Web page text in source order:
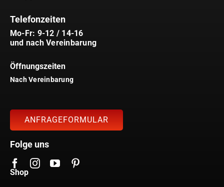
Telefonzeiten
Mo-Fr: 9-12 / 14-16
und nach Vereinbarung
Öffnungszeiten
Nach Vereinbarung
ANFRAGEFORMULAR
Folge uns
Shop